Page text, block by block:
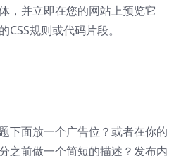
，并立即在您的网站上预览它
规则或代码片段。
下面放一个广告位？或者在你的
之前做一个简短的描述？发布内